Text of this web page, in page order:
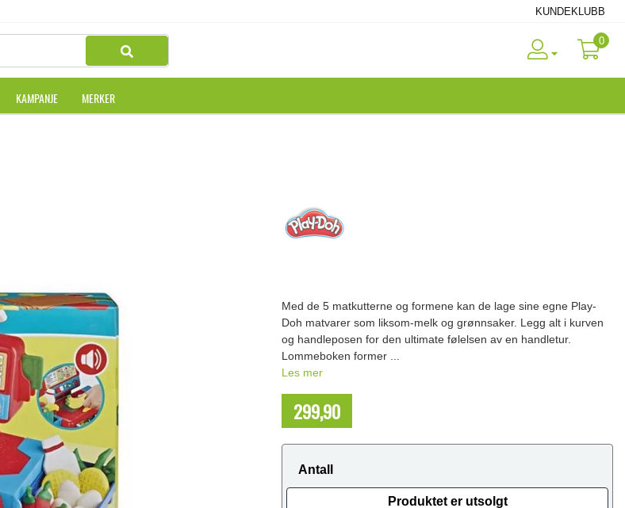
KUNDEKLUBB
0
KAMPANJE MERKER
Med de 5 matkutterne og formene kan de lage sine egne Play-
Doh matvarer som liksom-melk og grønnsaker. Legg alt i kurven
og handleposen for den ultimate følelsen av en handletur.
Lommeboken former ...
Les mer
299,90
Antall
Produktet er utsolgt